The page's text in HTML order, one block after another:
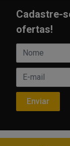
Cadastre-
ofertas!